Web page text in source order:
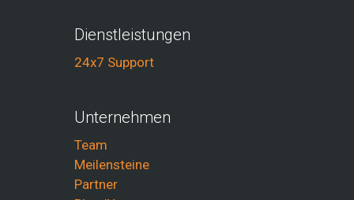
Dienstleistungen
24x7 Support
Unternehmen
Team
Meilensteine
Partner